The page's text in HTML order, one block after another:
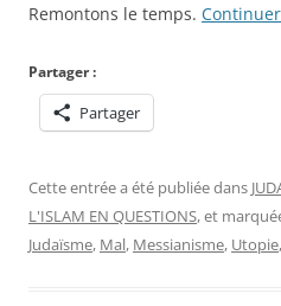
Remontons le temps.
Partager :
Partager
Cette entrée a été publiée dans
L'ISLAM EN QUESTIONS, et
Judaïsme, Mal, Messianisme, Utopie,